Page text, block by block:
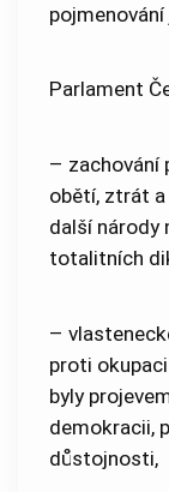
Parlament
– zachování
obětí, ztrát
další národy
totalitních
–
proti
byly
demokracii,
důstojnosti,